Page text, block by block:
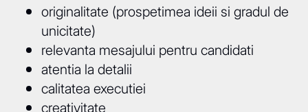
originalitate (prospetimea ideii si gradul de
unicitate)
relevanta mesajului pentru candidati
atentia la detalii
calitatea executiei
creativitate